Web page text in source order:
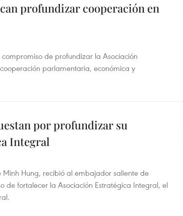
profundizar cooperación en
de profundizar la Asociación
parlamentaria, económica y
por profundizar su
Integral
Minh Hung, recibió al embajador saliente de
de fortalecer la Asociación Estratégica Integral, el